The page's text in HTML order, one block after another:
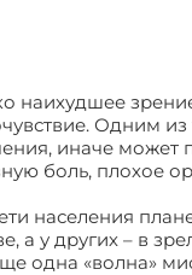
наихудшее
Одним из
иначе может
боль, плохое
населения
а у других – в
одна «волна»